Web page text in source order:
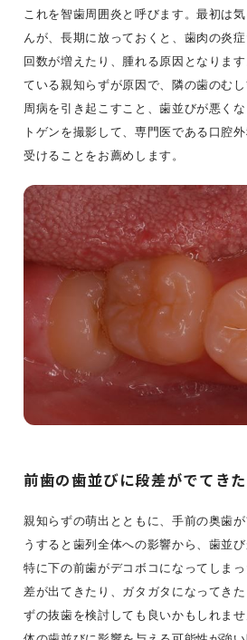
これを智歯周囲炎と呼びます。最初は
んが、長期に放っておくと、歯肉の炎
回数が増えたり、腫れる原因となりま
ている親知らずが原因で、隣の歯のむ
周病を引き起こすこと、歯並びが悪く
トゲンを撮影して、専門医である口腔
受けることをお薦めします。
前歯の歯並びに段差がでてきた
親知らずの萌出とともに、手前の奥歯
うすると歯列全体への影響から、歯並
特に下の前歯がデコボコになってしま
差が出てきたり、ガタガタになってき
ずの抜歯を検討しても良いかもしれま